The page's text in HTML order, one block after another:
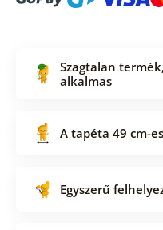
Szagtalan
alkalmas
A tapéta 49 cm-
Egyszerű